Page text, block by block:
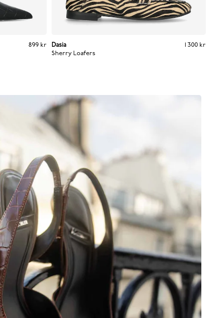
899 kr
899 kr
Dasia
Sherry Loafers
1 300 kr
1 300 kr